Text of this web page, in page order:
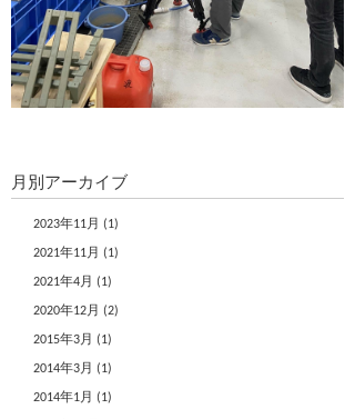
月別アーカイブ
2023年11月 (1)
2021年11月 (1)
2021年4月 (1)
2020年12月 (2)
2015年3月 (1)
2014年3月 (1)
2014年1月 (1)